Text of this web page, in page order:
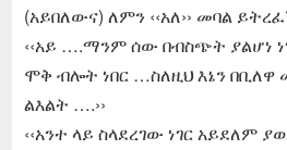
(አይበለውና) ለምን ‹‹አለ›› መባል
‹‹አይ ….ማንም ሰው በብስጭት ያልሆነ
ሞቅ ብሎት ነበር …ስለዚህ እኔን
ልእልት ….››
‹‹አንተ ላይ ስላደረገው ነገር አይደለም